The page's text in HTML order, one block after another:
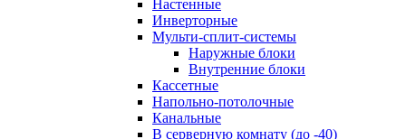
Настенные
Инверторные
Мульти-сплит-системы
Наружные блоки
Внутренние блоки
Кассетные
Напольно-потолочные
Канальные
В серверную комнату (до -40)